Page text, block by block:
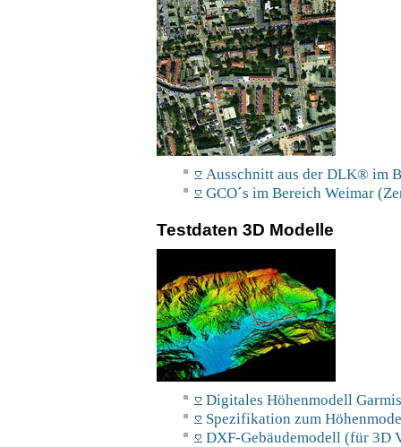
Ausschnitt aus der DLK® im
GCO´s im Bereich Weimar
Testdaten 3D Modelle
Digitales Höhenmodell
Spezifikation zum
DXF-Gebäudemodell (für 3D